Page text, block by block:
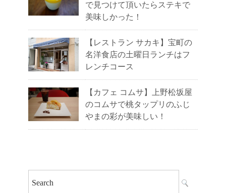
で見つけて頂いたらステキで
美味しかった！
【レストラン サカキ】宝町の
名洋食店の土曜日ランチはフ
レンチコース
【カフェ コムサ】上野松坂屋
のコムサで桃タップリのふじ
やまの彩が美味しい！